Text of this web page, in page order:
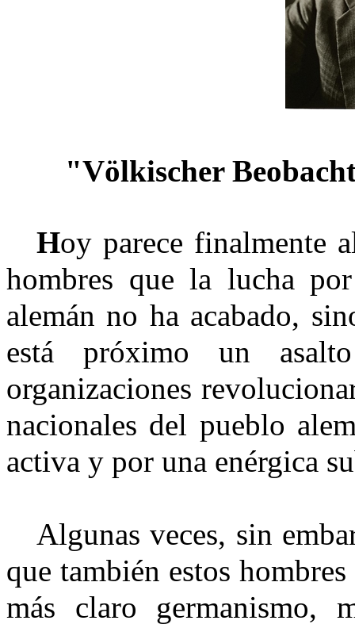
"Völkischer
Hoy parece finalmente
hombres que la lucha
alemán no ha acabado,
está próximo un
organizaciones
nacionales del pueblo
activa y por una enérgica
Algunas veces, sin
que también estos
más claro germanismo,